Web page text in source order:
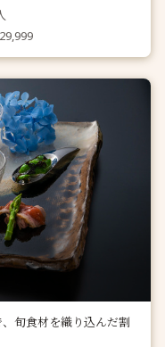
旬食材を織り込んだ割